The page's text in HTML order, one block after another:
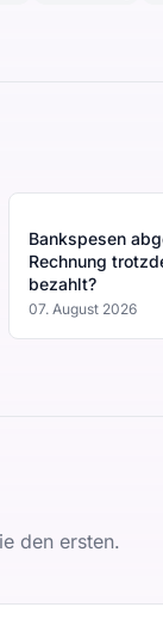
Bankspesen
Rechnung
bezahlt?
07. August 2026
den ersten.